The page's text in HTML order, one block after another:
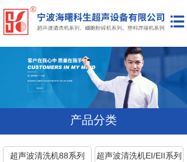
网站首页
公司简介
产品展示
新闻资讯
联系我们
超声波清洗机88系列 超声波清洗机EI/EII系列
产品分类